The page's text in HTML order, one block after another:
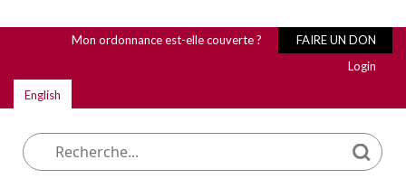
Mon ordonnance est-elle couverte ?
FAIRE UN DON
Login
English
Que cherchez-vous